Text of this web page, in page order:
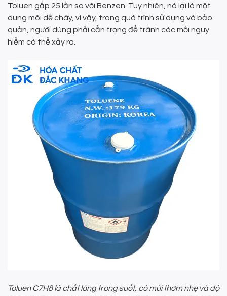
Toluen gấp 25 lần so với Benzen. Tuy nhiên, nó lại là một
dung môi dễ cháy, vì vậy, trong quá trình sử dụng và bảo
quản, người dùng phải cẩn trọng để tránh các mối nguy
hiểm có thể xảy ra.
Toluen C7H8 là chất lỏng trong suốt, có mùi thơm nhẹ và độ